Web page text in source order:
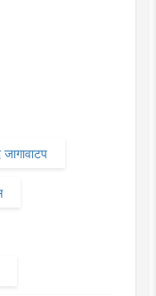
जागावाटप